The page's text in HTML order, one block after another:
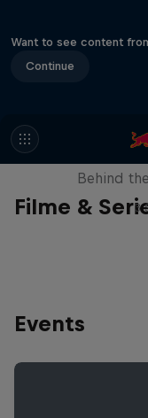
Want to see content
Continue
Filme &
Behind
3
Events